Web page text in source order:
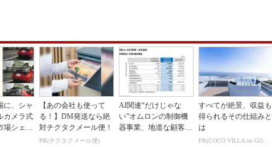
に、シャ
カメラ式
シェア
【あの会社も使って
る！】DM発送なら絶
対チクタクメール便！
PR(チクタクメール便)
AI関連“だけじゃな
い”オムロンの制御機
器事業、地道な顧客基
すべてが絶景、収益も
得られるその仕組みと
は